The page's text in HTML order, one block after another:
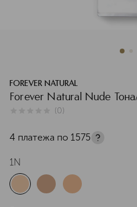
FOREVER NATURAL
Forever Natural Nude
(0)
4 платежа по 1575
1N